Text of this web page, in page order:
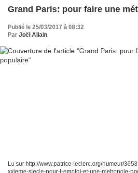
Grand Paris: pour faire une
Publié le 25/03/2017 à 08:32
Par Joël Allain
Lu sur http://www.patrice-leclerc.org/humeur/
xxieme-siecle-pour-l-emploi-et-une-metropole-